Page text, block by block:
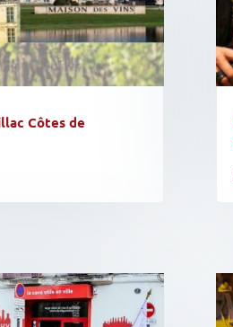
Côtes de